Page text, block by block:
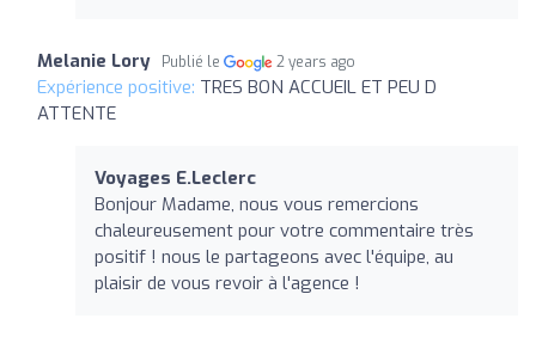
Melanie Lory Publié le 2 years ago
Expérience positive: TRES BON ACCUEIL ET PEU D
ATTENTE
Voyages E.Leclerc
Bonjour Madame, nous vous remercions
chaleureusement pour votre commentaire très
positif ! nous le partageons avec l'équipe, au
plaisir de vous revoir à l'agence !